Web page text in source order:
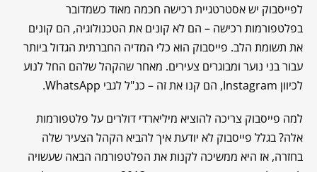
לפייסבוק יש אסטרטגיית רכישה חכמה מאוד כשמדובר
בפלטפורמות רכישה – הם לא קונים את הטכנולוגיה, הם קונים
את תשומת הלב. פייסבוק הוא כלי המדיה החברתית הגדול ביותר
עבור בני נוער ומבוגרים צעירים. מאחר שהקהל שלהם החל לנוע
לכיוון Instagram, הם קנו את זה – כנ"ל לגבי WhatsApp.
למה פייסבוק צריכה להוציא מיליארדי דולרים על פלטפורמות
אלה? בגלל פייסבוק לא יודעת איך להביא הקהל הצעיר שלה
בחזרה, אז היא ממשיכה לקנות את הפלטפורמה הבאה שעשויה